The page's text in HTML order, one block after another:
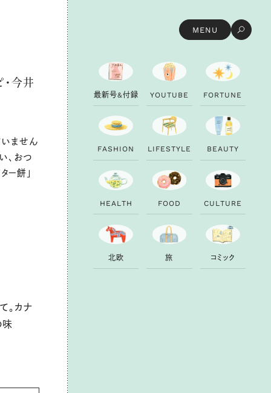
MENU
今井
いません
、おつ
ー餅 」
。カナ
味
最新号&付録 YOUTU B E FORTU N E
FAS H ION LI FESTYLE B EAUTY
H EALTH FOOD CU LTU RE
北欧 旅 コ ミ ック